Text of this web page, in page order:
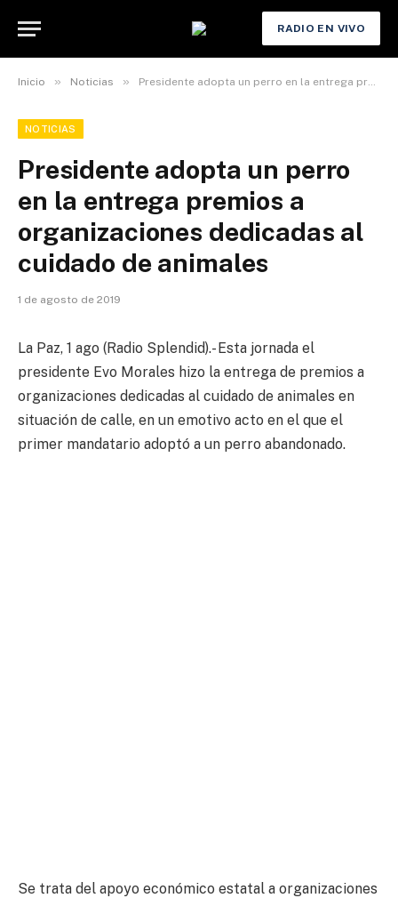
RADIO EN VIVO
Inicio » Noticias » Presidente adopta un perro en la entrega premios a organizaciones dedicadas al cuidado de animales
NOTICIAS
Presidente adopta un perro
en la entrega premios a
organizaciones dedicadas al
cuidado de animales
1 de agosto de 2019
La Paz, 1 ago (Radio Splendid).- Esta jornada el
presidente Evo Morales hizo la entrega de premios a
organizaciones dedicadas al cuidado de animales en
situación de calle, en un emotivo acto en el que el
primer mandatario adoptó a un perro abandonado.
Se trata del apoyo económico estatal a organizaciones